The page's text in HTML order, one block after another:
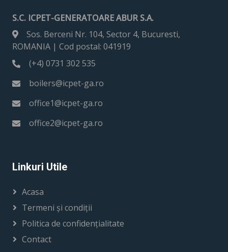
S.C. ICPET-GENERATOARE ABUR S.A.
Sos. Berceni Nr. 104, Sector 4, Bucuresti,
ROMANIA | Cod postal: 041919
(+4) 0731 302 535
boilers@icpet-ga.ro
office1@icpet-ga.ro
office2@icpet-ga.ro
Linkuri Utile
Acasa
Termeni și condiții
Politica de confidențialitate
Contact